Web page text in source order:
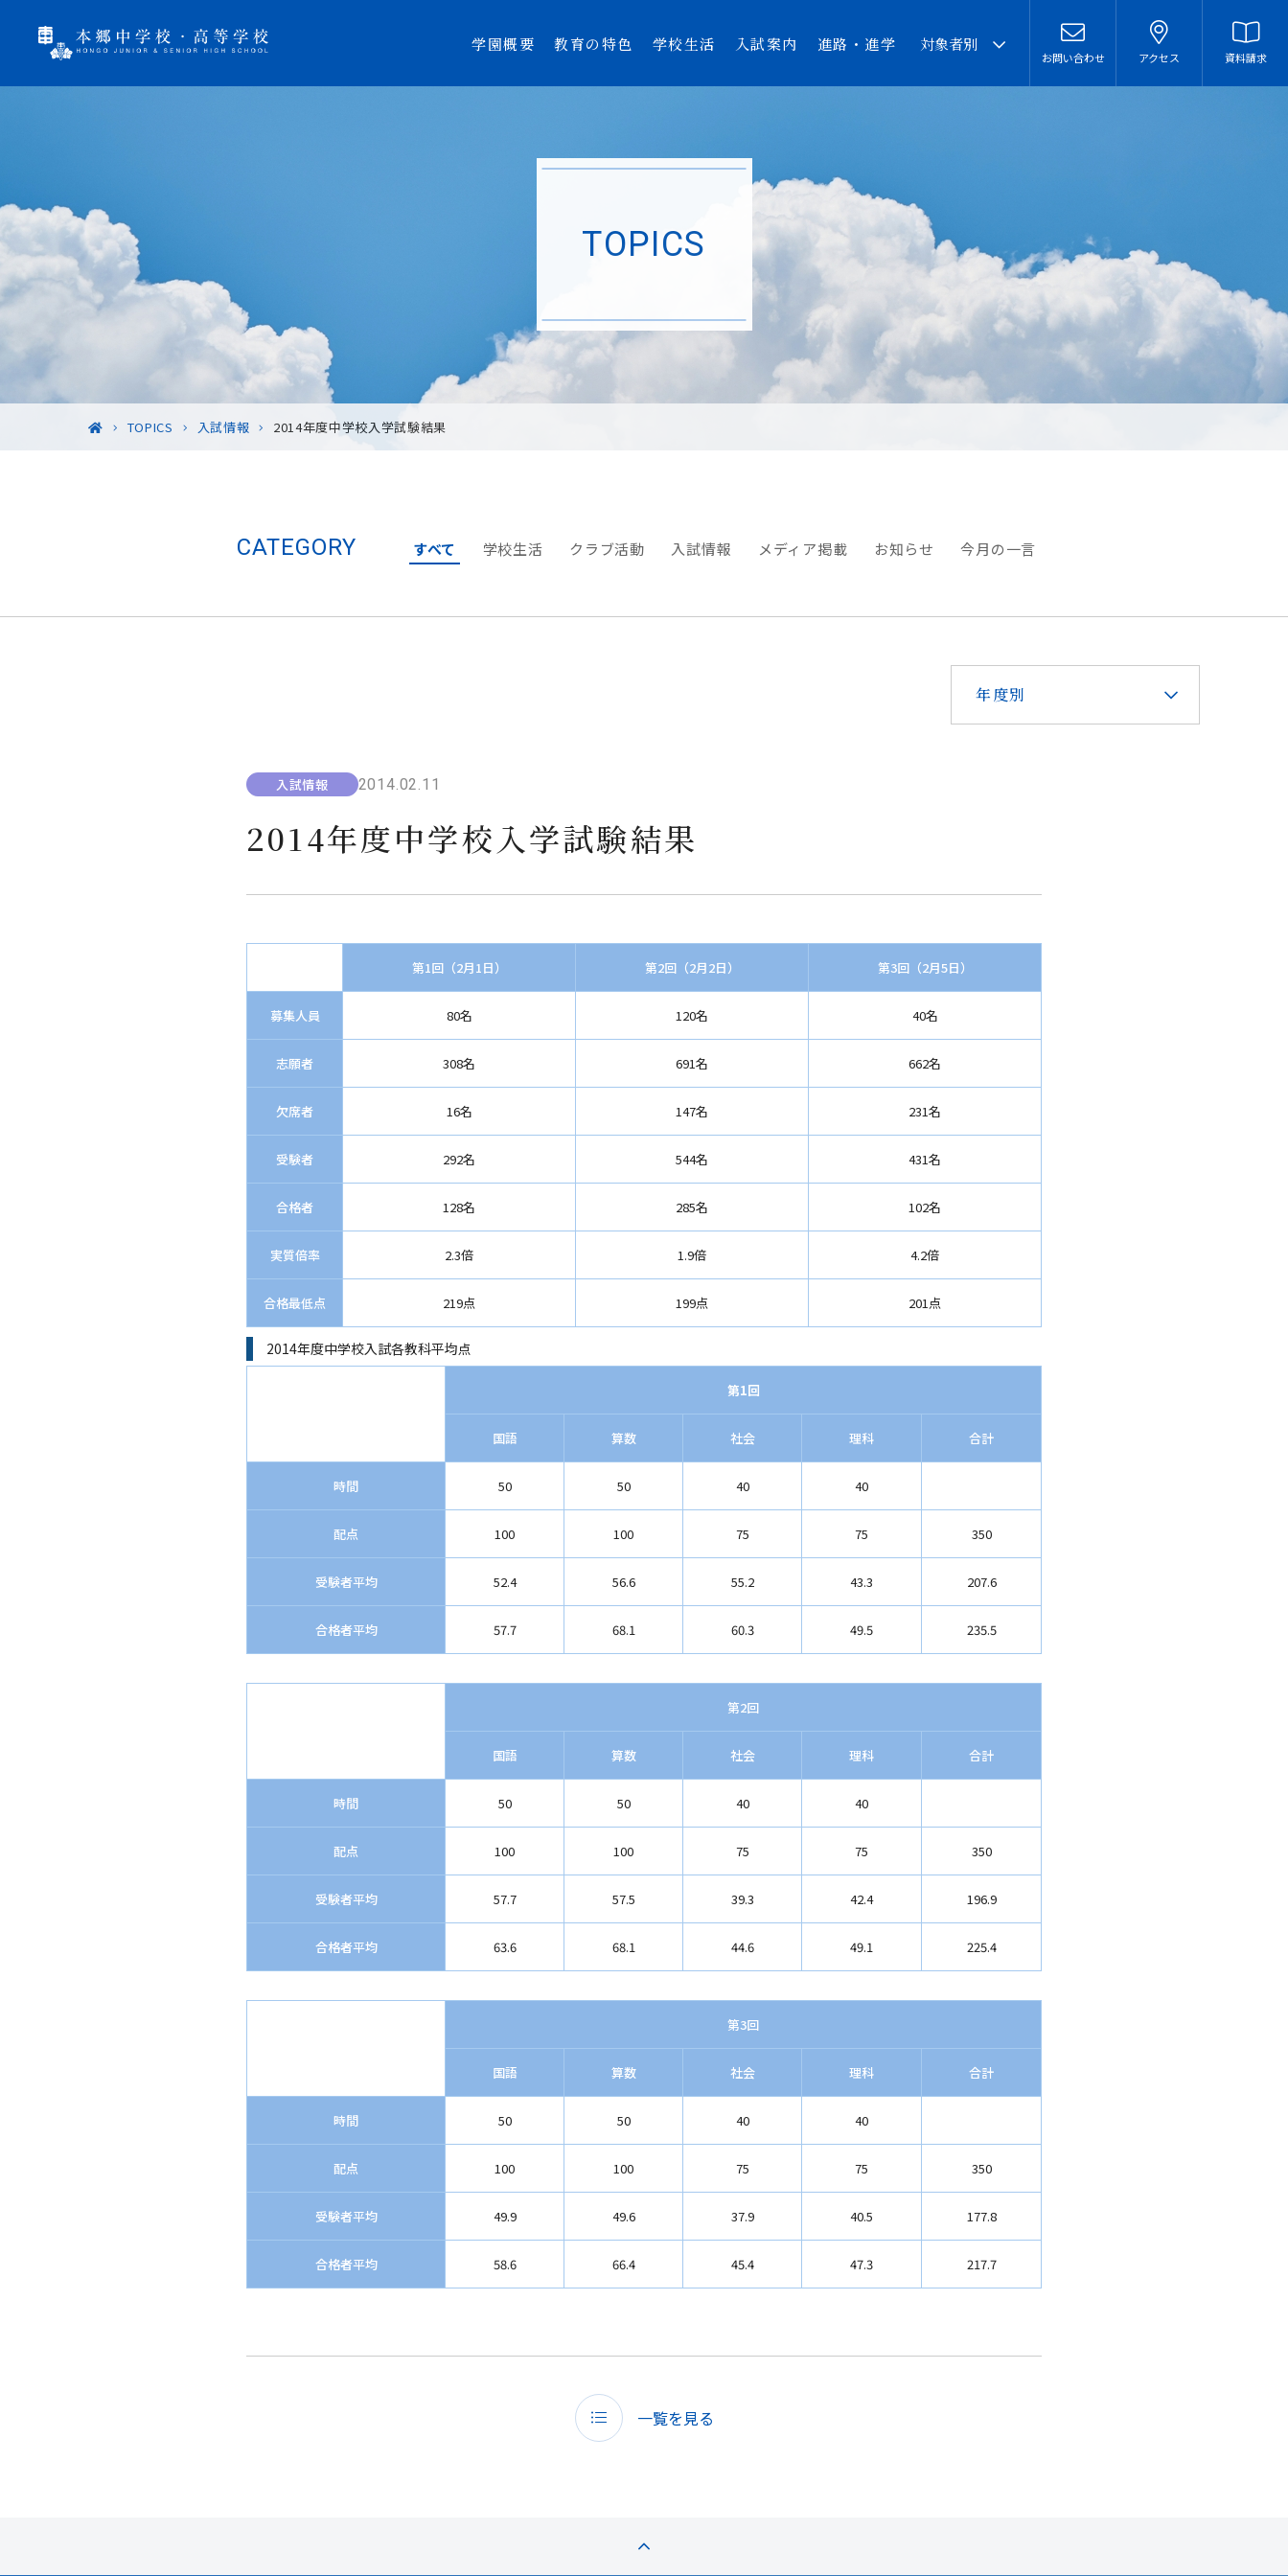
学園概要 教育の特色 学校生活 入試案内 進路・進学 対象者別
在校生・保護者の皆様へ
本校での勤務を希望される
方へ
お問い合わせ アクセス 資料請求
TOPICS
TOPICS 入試情報 2014年度中学校入学試験結果
CATEGORY すべて 学校生活 クラブ活動 入試情報 メディア掲載 お知らせ 今月の一言
年度別
入試情報 2014.02.11
2014年度中学校入学試験結果
第1回（2月1日） 第2回（2月2日） 第3回（2月5日）
募集人員 80名 120名 40名
志願者 308名 691名 662名
欠席者 16名 147名 231名
受験者 292名 544名 431名
合格者 128名 285名 102名
実質倍率 2.3倍 1.9倍 4.2倍
合格最低点 219点 199点 201点
2014年度中学校入試各教科平均点
第1回
国語 算数 社会 理科 合計
時間 50 50 40 40
配点 100 100 75 75 350
受験者平均 52.4 56.6 55.2 43.3 207.6
合格者平均 57.7 68.1 60.3 49.5 235.5
第2回
国語 算数 社会 理科 合計
時間 50 50 40 40
配点 100 100 75 75 350
受験者平均 57.7 57.5 39.3 42.4 196.9
合格者平均 63.6 68.1 44.6 49.1 225.4
第3回
国語 算数 社会 理科 合計
時間 50 50 40 40
配点 100 100 75 75 350
受験者平均 49.9 49.6 37.9 40.5 177.8
合格者平均 58.6 66.4 45.4 47.3 217.7
一覧を見る